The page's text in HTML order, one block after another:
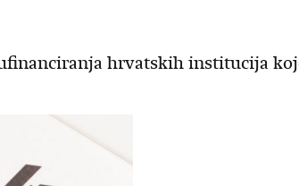
hrvatskih institucija